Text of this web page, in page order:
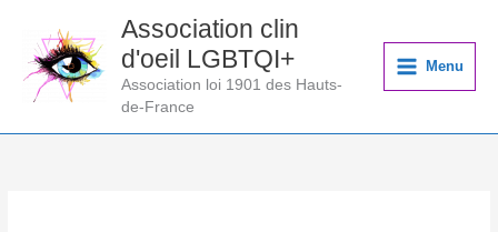
contenu
Association clin
d'oeil LGBTQI+
Association loi 1901 des Hauts-
de-France
Menu